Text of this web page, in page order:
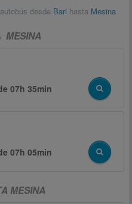
desde Bari hasta Mesina
MESINA
07h 35min
07h 05min
MESINA